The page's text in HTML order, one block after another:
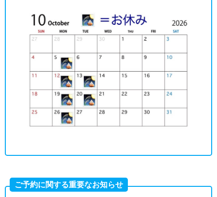
ご予約に関する重要なお知らせ